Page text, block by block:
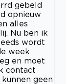
gebeld
opnieuw
alles
Nu ben ik
wordt
week
en moet
contact
geen